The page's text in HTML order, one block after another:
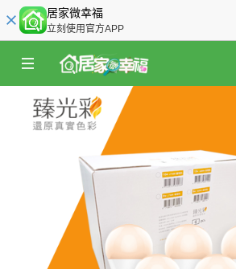
居家微幸福
立刻使用官方APP